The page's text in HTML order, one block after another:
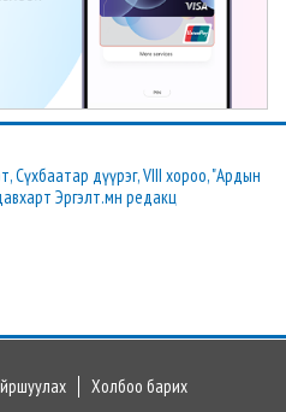
Сүхбаатар дүүрэг, VIII хороо, "Ардын
Эргэлт.мн редакц
Холбоо барих